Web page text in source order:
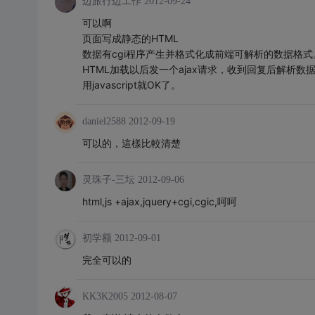
可以啊
页面写成静态的HTML
数据有cgi程序产生并格式化成前端可解析的数据格式
HTML加载以后发一个ajax请求，收到回复后解析数据
用javascript就OK了。
daniel2588 2012-09-19
可以的，這樣比較清楚
灵珠子-三坛 2012-09-06
html,js +ajax,jquery+cgi,cgic,呵呵
初学额 2012-09-01
完全可以的
KK3K2005 2012-08-07